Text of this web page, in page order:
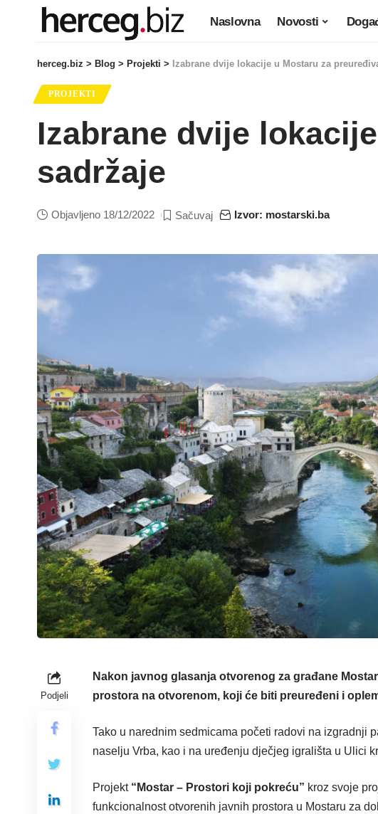
Naslovna Novosti
herceg.biz > Blog > Projekti > Izabrane dvije lokacije u Mostaru za
PROJEKTI
Izabrane dvije
sadržaje
Objavljeno 18/12/2022 Izvor: mostarski.ba
Podjeli
Nakon javnog glasanja otvorenog za građane
prostora na otvorenom, koji će biti preuređeni i
Tako u narednim sedmicama početi radovi na izgradnji
naselju Vrba, kao i na uređenju dječjeg igrališta u Ulici
Projekt “Mostar – Prostori koji pokreću” kroz svoje
funkcionalnost otvorenih javnih prostora u Mostaru za